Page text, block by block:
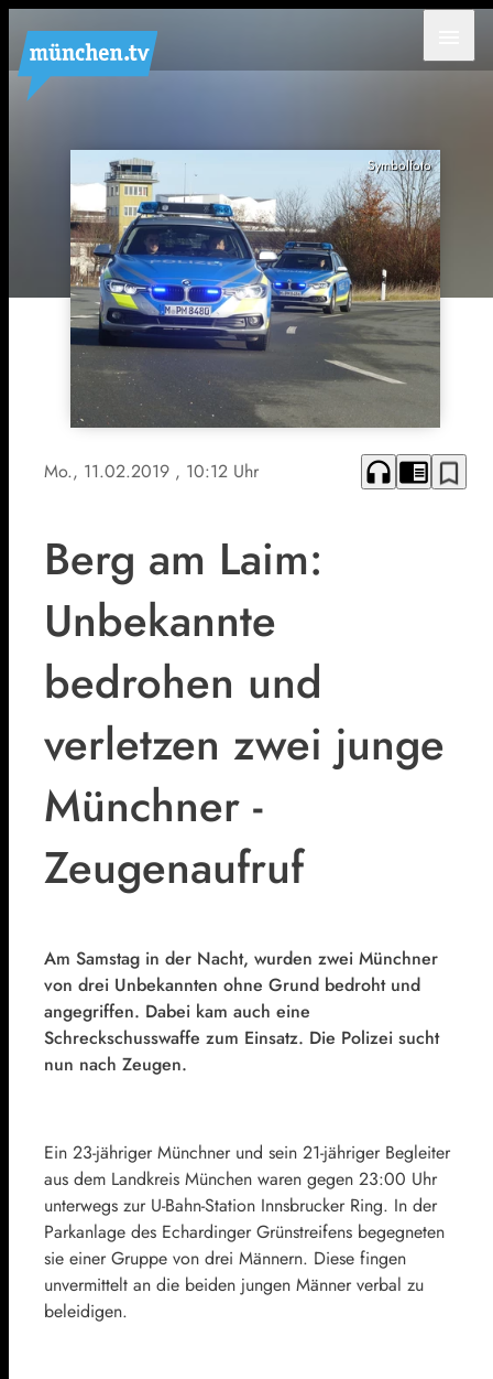
Symbolfoto
Mo., 11.02.2019 , 10:12 Uhr headphones chrome_reader_mode bookmark_border
Berg am Laim:
Unbekannte
bedrohen und
verletzen zwei junge
Münchner -
Zeugenaufruf
Am Samstag in der Nacht, wurden zwei Münchner
von drei Unbekannten ohne Grund bedroht und
angegriffen. Dabei kam auch eine
Schreckschusswaffe zum Einsatz. Die Polizei sucht
nun nach Zeugen.
Ein 23-jähriger Münchner und sein 21-jähriger Begleiter
aus dem Landkreis München waren gegen 23:00 Uhr
unterwegs zur U-Bahn-Station Innsbrucker Ring. In der
Parkanlage des Echardinger Grünstreifens begegneten
sie einer Gruppe von drei Männern. Diese fingen
unvermittelt an die beiden jungen Männer verbal zu
beleidigen.